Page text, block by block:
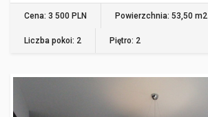
Cena: 3 500 PLN Powierzchnia: 53,50 m2
Liczba pokoi: 2 Piętro: 2